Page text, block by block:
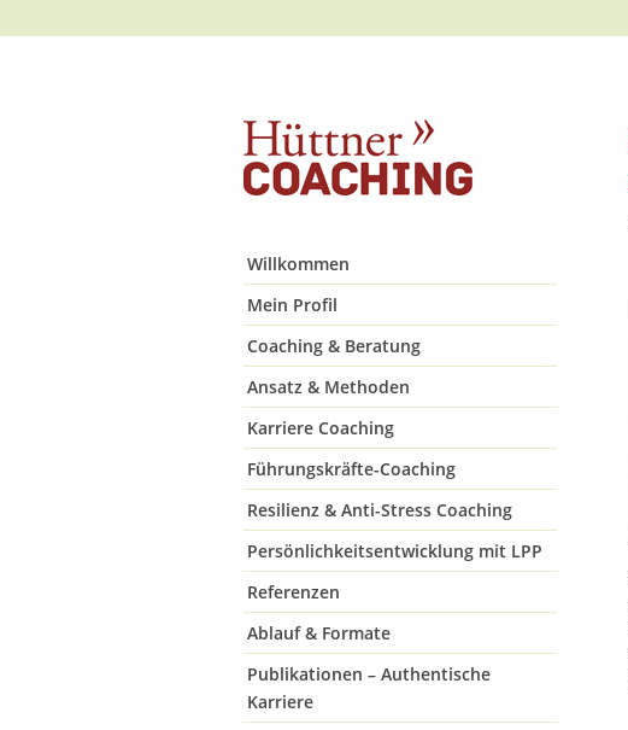
Willkommen
Mein Profil
Coaching & Beratung
Ansatz & Methoden
Karriere Coaching
Führungskräfte-Coaching
Resilienz & Anti-Stress Coaching
Persönlichkeitsentwicklung mit LPP
Referenzen
Ablauf & Formate
Publikationen – Authentische
Karriere